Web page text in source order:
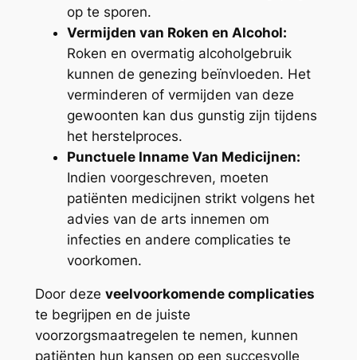
op te sporen.
Vermijden van Roken en Alcohol:
Roken en overmatig alcoholgebruik
kunnen de genezing beïnvloeden. Het
verminderen of vermijden van deze
gewoonten kan dus gunstig zijn tijdens
het herstelproces.
Punctuele Inname Van Medicijnen:
Indien voorgeschreven, moeten
patiënten medicijnen strikt volgens het
advies van de arts innemen om
infecties en andere complicaties te
voorkomen.
Door deze veelvoorkomende complicaties
te begrijpen en de juiste
voorzorgsmaatregelen te nemen, kunnen
patiënten hun kansen op een succesvolle